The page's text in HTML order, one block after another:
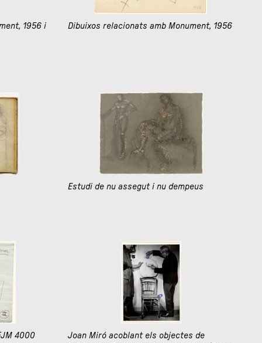
1956 i Dibuixos relacionats amb Monument, 1956
Estudi de nu assegut i nu dempeus
4000
Joan Miró acoblant els objectes de